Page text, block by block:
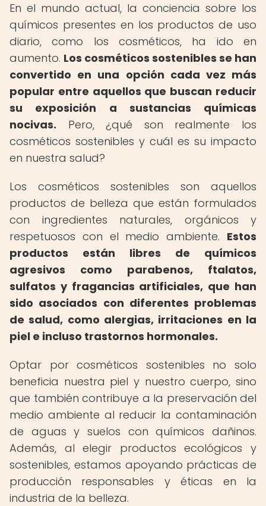
En el mundo actual, la conciencia sobre los
químicos presentes en los productos de uso
diario, como los cosméticos, ha ido en
aumento. Los cosméticos sostenibles se han
convertido en una opción cada vez más
popular entre aquellos que buscan reducir
su exposición a sustancias químicas
nocivas. Pero, ¿qué son realmente los
cosméticos sostenibles y cuál es su impacto
en nuestra salud?
Los cosméticos sostenibles son aquellos
productos de belleza que están formulados
con ingredientes naturales, orgánicos y
respetuosos con el medio ambiente. Estos
productos están libres de químicos
agresivos como parabenos, ftalatos,
sulfatos y fragancias artificiales, que han
sido asociados con diferentes problemas
de salud, como alergias, irritaciones en la
piel e incluso trastornos hormonales.
Optar por cosméticos sostenibles no solo
beneficia nuestra piel y nuestro cuerpo, sino
que también contribuye a la preservación del
medio ambiente al reducir la contaminación
de aguas y suelos con químicos dañinos.
Además, al elegir productos ecológicos y
sostenibles, estamos apoyando prácticas de
producción responsables y éticas en la
industria de la belleza.